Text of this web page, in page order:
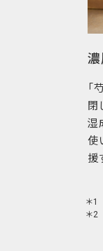
濃
「
閉
湿
使
援